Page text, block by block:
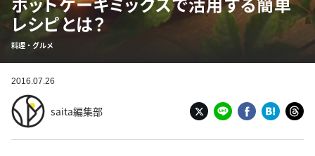
レシピとは？
料理・グルメ
2016.07.26
saita編集部